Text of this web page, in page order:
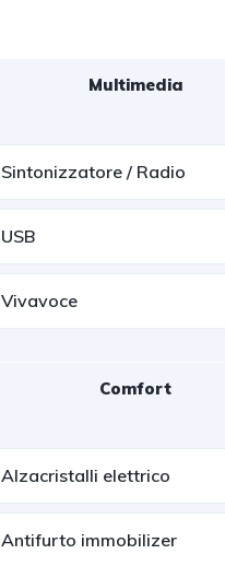
Multimedia
Sintonizzatore / Radio
USB
Vivavoce
Comfort
Alzacristalli elettrico
Antifurto immobilizer